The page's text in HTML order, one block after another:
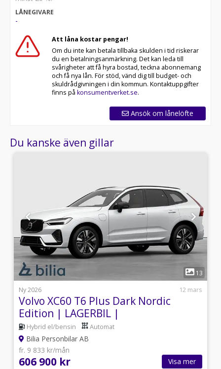
LÅNEGIVARE
-
Att låna kostar pengar!
Om du inte kan betala tillbaka skulden i tid riskerar
du en betalningsanmärkning. Det kan leda till
svårigheter att få hyra bostad, teckna abonnemang
och få nya lån. För stöd, vänd dig till budget- och
skuldrådgivningen i din kommun. Kontaktuppgifter
finns på konsumentverket.se.
Ansök om lånelöfte
Du kanske även gillar
13
Ny 2026
12 mars
Volvo XC60 T6 Plus Dark Nordic
Edition | LAGERBIL |
Hybrid el/bensin Automat
Bilia Personbilar AB
fr. 9 833 kr/mån
606 900 kr Visa mer